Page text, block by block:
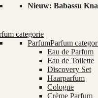
Nieuw: Babassu
categorie
ParfumParfum
Eau de Parfum
Eau de Toilette
Discovery Set
Haarparfum
Cologne
Crème Parfum